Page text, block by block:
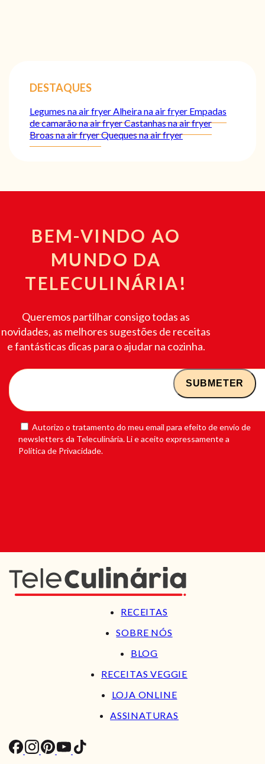
DESTAQUES
Legumes na air fryer Alheira na air fryer Empadas
de camarão na air fryerCastanhas na air fryer
Broas na air fryerQueques na air fryer
BEM-VINDO AO
MUNDO DA
TELECULINÁRIA!
Queremos partilhar consigo todas as
novidades, as melhores sugestões de receitas
e fantásticas dicas para o ajudar na cozinha.
Autorizo o tratamento do meu email para efeito de envio de
newsletters da Teleculinária. Li e aceito expressamente a
Política de Privacidade.
RECEITAS
SOBRE NÓS
BLOG
RECEITAS VEGGIE
LOJA ONLINE
ASSINATURAS